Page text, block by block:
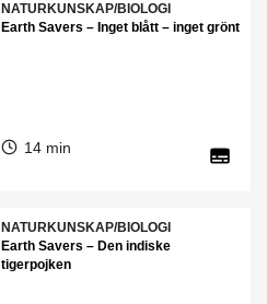
NATURKUNSKAP/BIOLOGI
Earth Savers – Inget blått – inget grönt
14 min
NATURKUNSKAP/BIOLOGI
Earth Savers – Den indiske
tigerpojken